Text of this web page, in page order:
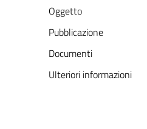
Oggetto
Pubblicazione
Documenti
Ulteriori informazioni